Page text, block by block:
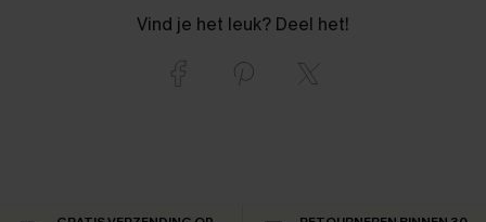
Vind je het leuk? Deel het!